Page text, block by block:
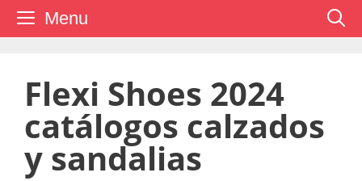
Saltar Menu
Flexi Shoes 2024
catálogos calzados
y sandalias